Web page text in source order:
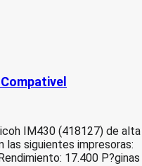
IM430 (418127) de alta
las siguientes impresoras:
17.400 P?ginas